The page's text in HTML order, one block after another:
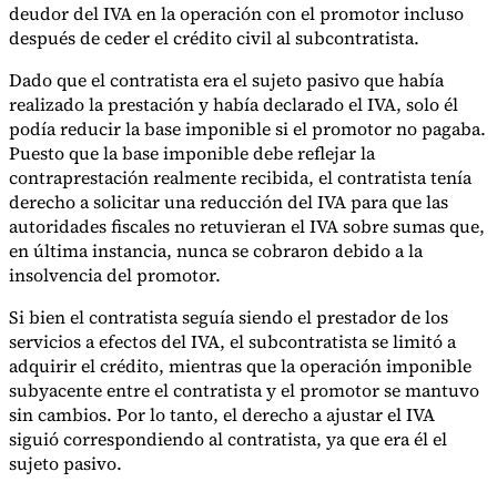
deudor del IVA en la operación con el promotor incluso
después de ceder el crédito civil al subcontratista.
Dado que el contratista era el sujeto pasivo que había
realizado la prestación y había declarado el IVA, solo él
podía reducir la base imponible si el promotor no pagaba.
Puesto que la base imponible debe reflejar la
contraprestación realmente recibida, el contratista tenía
derecho a solicitar una reducción del IVA para que las
autoridades fiscales no retuvieran el IVA sobre sumas que,
en última instancia, nunca se cobraron debido a la
insolvencia del promotor.
Si bien el contratista seguía siendo el prestador de los
servicios a efectos del IVA, el subcontratista se limitó a
adquirir el crédito, mientras que la operación imponible
subyacente entre el contratista y el promotor se mantuvo
sin cambios. Por lo tanto, el derecho a ajustar el IVA
siguió correspondiendo al contratista, ya que era él el
sujeto pasivo.